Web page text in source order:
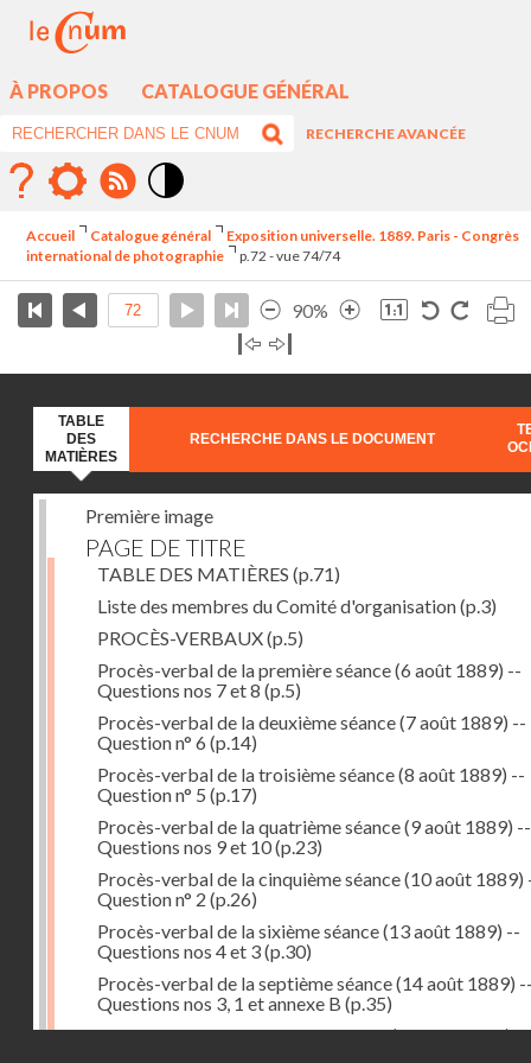
À PROPOS CATALOGUE GÉNÉRAL
RECHERCHE AVANCÉE
élévé
Accueil Catalogue général
Exposition universelle. 1889. Paris - Congrès
international de photographie
p.72 - vue 74/74
90%
TABLE
DES
MATIÈRES
RECHERCHE DANS LE DOCUMENT
Première image
PAGE DE TITRE
TABLE DES MATIÈRES (p.71)
Liste des membres du Comité d'organisation(p.3)
PROCÈS-VERBAUX(p.5)
Procès-verbal de la première séance (6 août 1889) --
Questions nos 7 et 8 (p.5)
Procès-verbal de la deuxième séance (7 août 1889) --
Question n° 6 (p.14)
Procès-verbal de la troisième séance (8 août 1889) --
Question n° 5 (p.17)
Procès-verbal de la quatrième séance (9 août 1889) --
Questions nos 9 et 10(p.23)
Procès-verbal de la cinquième séance (10 août 1889)
Question n° 2 (p.26)
Procès-verbal de la sixième séance (13 août 1889) --
Questions nos 4 et 3(p.30)
Procès-verbal de la septième séance (14 août 1889)
Questions nos 3, 1 et annexe B (p.35)
Procès-verbal de la huitième séance (16 août 1889) --